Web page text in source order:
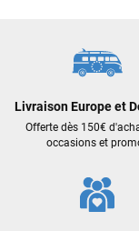
Livraison Europe et
Offerte dès 150€
occasions et
propre et soigné.
recommande
Sébastien
Cela faisait 6
m'ont trouvé une
Excellent conseil